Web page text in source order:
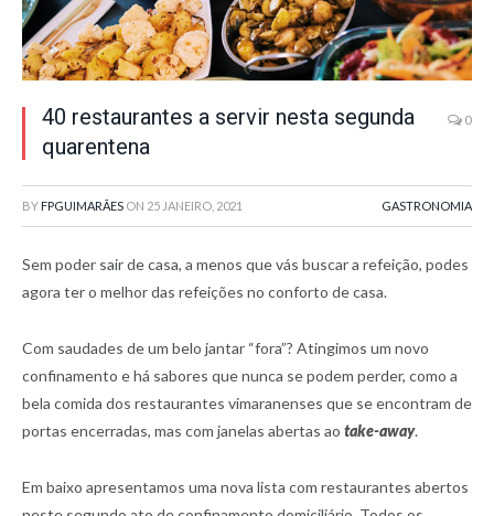
40 restaurantes a servir nesta segunda
quarentena
0
BY FPGUIMARÃES ON 25 JANEIRO, 2021 GASTRONOMIA
Sem poder sair de casa, a menos que vás buscar a refeição, podes
agora ter o melhor das refeições no conforto de casa.
Com saudades de um belo jantar “fora”? Atingimos um novo
confinamento e há sabores que nunca se podem perder, como a
bela comida dos restaurantes vimaranenses que se encontram de
portas encerradas, mas com janelas abertas ao take-away.
Em baixo apresentamos uma nova lista com restaurantes abertos